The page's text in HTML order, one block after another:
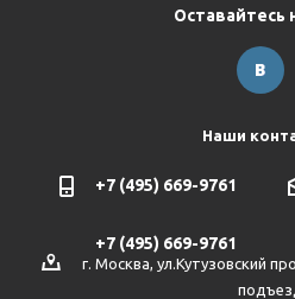
Оставайтесь
Наши
+7 (495) 669-9761
+7 (495) 669-9761
г. Москва, ул.Кутузовский